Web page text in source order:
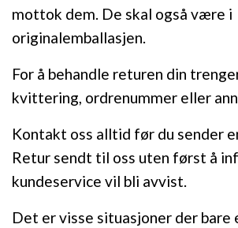
mottok dem. De skal også være i
originalemballasjen.
For å behandle returen din
kvittering, ordrenummer eller
Kontakt oss alltid før du sender
Retur sendt til oss uten først å
kundeservice vil bli avvist.
Det er visse situasjoner der bare